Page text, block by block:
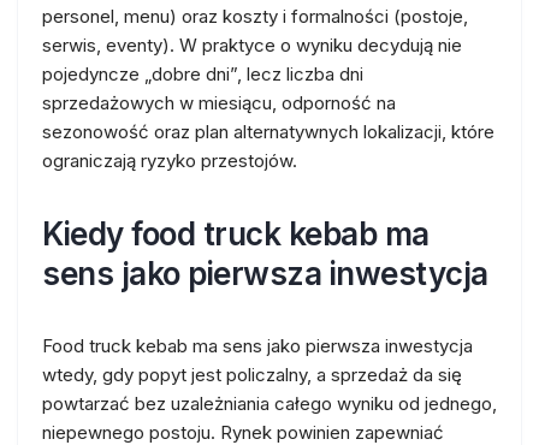
personel, menu) oraz koszty i formalności (postoje,
serwis, eventy). W praktyce o wyniku decydują nie
pojedyncze „dobre dni”, lecz liczba dni
sprzedażowych w miesiącu, odporność na
sezonowość oraz plan alternatywnych lokalizacji, które
ograniczają ryzyko przestojów.
Kiedy food truck kebab ma
sens jako pierwsza inwestycja
Food truck kebab ma sens jako pierwsza inwestycja
wtedy, gdy popyt jest policzalny, a sprzedaż da się
powtarzać bez uzależniania całego wyniku od jednego,
niepewnego postoju. Rynek powinien zapewniać